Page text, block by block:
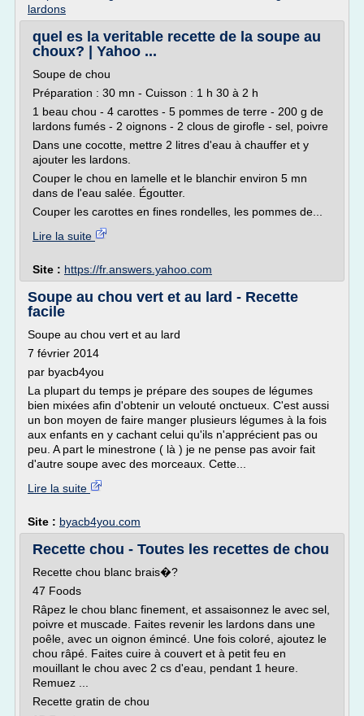
lardons
quel es la veritable recette de la soupe au
choux? | Yahoo ...
Soupe de chou
Préparation : 30 mn - Cuisson : 1 h 30 à 2 h
1 beau chou - 4 carottes - 5 pommes de terre - 200 g de
lardons fumés - 2 oignons - 2 clous de girofle - sel, poivre
Dans une cocotte, mettre 2 litres d'eau à chauffer et y
ajouter les lardons.
Couper le chou en lamelle et le blanchir environ 5 mn
dans de l'eau salée. Égoutter.
Couper les carottes en fines rondelles, les pommes de...
Lire la suite
Site : https://fr.answers.yahoo.com
Soupe au chou vert et au lard - Recette
facile
Soupe au chou vert et au lard
7 février 2014
par byacb4you
La plupart du temps je prépare des soupes de légumes
bien mixées afin d'obtenir un velouté onctueux. C'est aussi
un bon moyen de faire manger plusieurs légumes à la fois
aux enfants en y cachant celui qu'ils n'apprécient pas ou
peu. A part le minestrone ( là ) je ne pense pas avoir fait
d'autre soupe avec des morceaux. Cette...
Lire la suite
Site : byacb4you.com
Recette chou - Toutes les recettes de chou
Recette chou blanc brais�?
47 Foods
Râpez le chou blanc finement, et assaisonnez le avec sel,
poivre et muscade. Faites revenir les lardons dans une
poêle, avec un oignon émincé. Une fois coloré, ajoutez le
chou râpé. Faites cuire à couvert et à petit feu en
mouillant le chou avec 2 cs d'eau, pendant 1 heure.
Remuez ...
Recette gratin de chou